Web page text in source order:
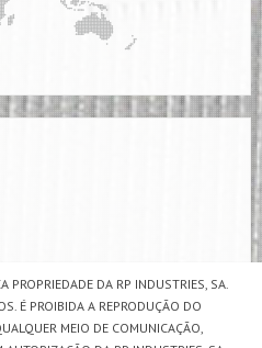
DA RP INDUSTRIES, SA.
É PROIBIDA A REPRODUÇÃO DO
MEIO DE COMUNICAÇÃO,